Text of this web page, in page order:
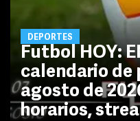
DEPORTES
Futbol HOY:
calendario de
agosto de
horarios,